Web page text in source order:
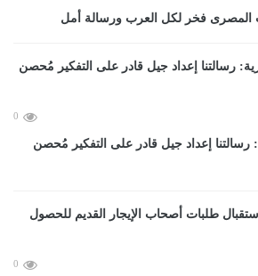
المصرى فخر لكل العرب ورسالة أمل
0
رسالتنا إعداد جيل قادر على التفكير مُحصن
0